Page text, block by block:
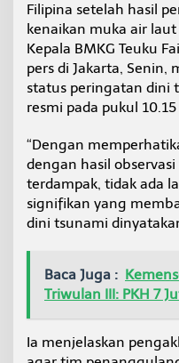
a
g
e
m
p
a
L
u
t
u
l
a
s
i
Filipina setelah hasil
kenaikan muka air
Kepala BMKG Teuku
pers di Jakarta, Senin,
status peringatan dini
resmi pada pukul 10.15
“Dengan
dengan hasil
terdampak, tidak ada
signifikan yang
dini tsunami
Baca Juga :
Triwulan III: PKH 7
Ia menjelaskan